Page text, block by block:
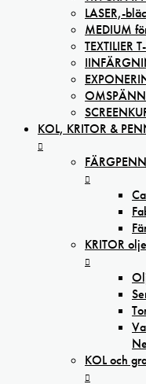
LASER,-
MEDIUM
TEXTILIER
KOL, KRITOR &
KRITOR
KOL och